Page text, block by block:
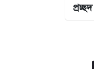
প্রচ্ছদ